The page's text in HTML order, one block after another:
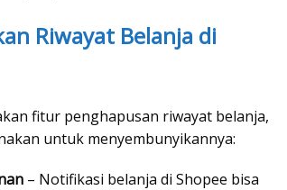
Riwayat Belanja di
fitur penghapusan riwayat belanja,
untuk menyembunyikannya:
– Notifikasi belanja di Shopee bisa